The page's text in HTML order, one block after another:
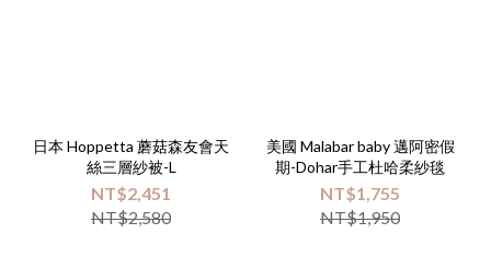
日本 Hoppetta 蘑菇森友會天
絲三層紗被-L
NT$2,451
NT$2,580
美國 Malabar baby 邁阿密假
期-Dohar手工杜哈柔紗毯
NT$1,755
NT$1,950